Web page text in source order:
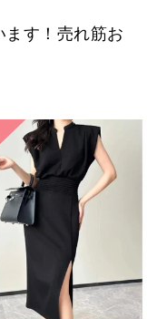
ます！売れ筋お